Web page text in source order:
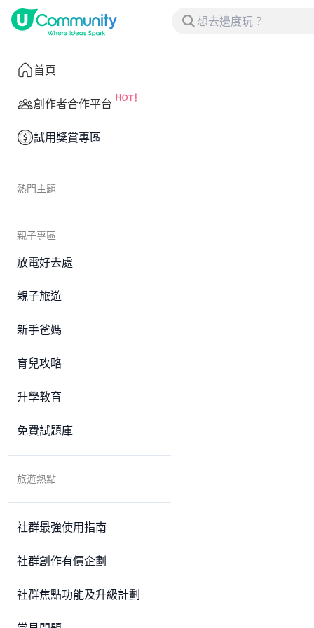
首頁
創作者合作平台
試用獎賞專區
熱門主題
親子專區
放電好去處
親子旅遊
新手爸媽
育兒攻略
升學教育
免費試題庫
旅遊熱點
社群最強使用指南
社群創作有價企劃
社群焦點功能及升級計劃